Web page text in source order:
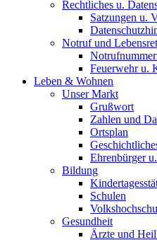
Rechtliches u.
Satzungen u.
Notruf und
Feuerwehr u.
Leben & Wohnen
Unser Markt
Grußwort
Zahlen und
Ortsplan
Ehrenbürger
Bildung
Schulen
Gesundheit
Ärzte und